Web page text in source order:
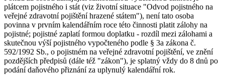
plátcem pojistného i stát (viz životní situace "Odvod pojistného na
veřejné zdravotní pojištění hrazené státem"), není tato osoba
povinna v prvním kalendářním roce této činnosti platit zálohy na
pojistné; pojistné zaplatí formou doplatku - rozdíl mezi zálohami a
skutečnou výší pojistného vypočteného podle § 3a zákona č.
592/1992 Sb., o pojistném na veřejné zdravotní pojištění, ve znění
pozdějších předpisů (dále též "zákon"), je splatný vždy do 8 dnů po
podání daňového přiznání za uplynulý kalendářní rok.